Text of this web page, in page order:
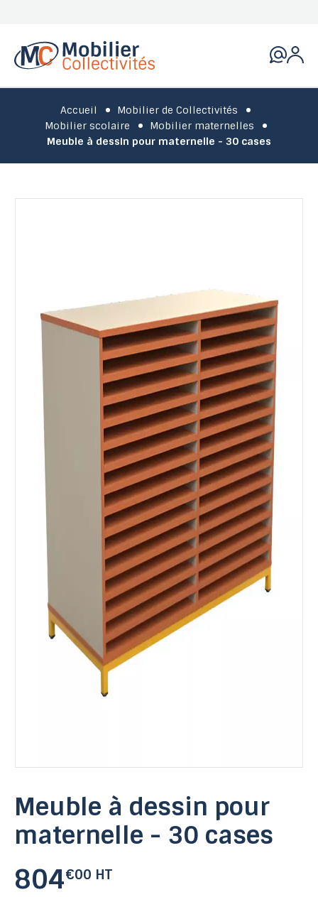
Accueil
Mobilier de Collectivités
Mobilier scolaire
Mobilier maternelles
Meuble à dessin pour maternelle - 30 cases
Meuble à dessin pour
maternelle - 30 cases
804€00 HT